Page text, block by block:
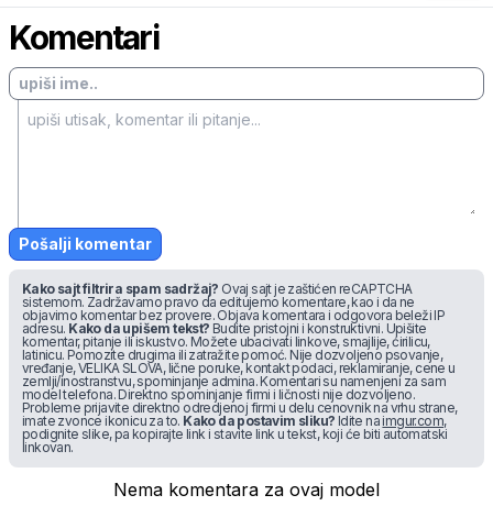
Komentari
Pošalji komentar
Kako sajt filtrira spam sadržaj? Ovaj sajt je zaštićen reCAPTCHA
sistemom. Zadržavamo pravo da editujemo komentare, kao i da ne
objavimo komentar bez provere. Objava komentara i odgovora beleži IP
adresu. Kako da upišem tekst? Budite pristojni i konstruktivni. Upišite
komentar, pitanje ili iskustvo. Možete ubacivati linkove, smajlije, ćirilicu,
latinicu. Pomozite drugima ili zatražite pomoć. Nije dozvoljeno psovanje,
vređanje, VELIKA SLOVA, lične poruke, kontakt podaci, reklamiranje, cene u
zemlji/inostranstvu, spominjanje admina. Komentari su namenjeni za sam
model telefona. Direktno spominjanje firmi i ličnosti nije dozvoljeno.
Probleme prijavite direktno odredjenoj firmi u delu cenovnik na vrhu strane,
imate zvonce ikonicu za to. Kako da postavim sliku? Idite na imgur.com,
podignite slike, pa kopirajte link i stavite link u tekst, koji će biti automatski
linkovan.
Nema komentara za ovaj model